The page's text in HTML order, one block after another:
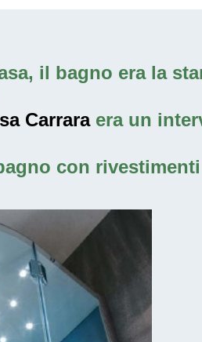
il bagno era la
Carraraera un
con